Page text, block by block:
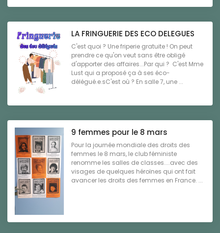
LA FRINGUERIE DES ECO DELEGUES
C'est quoi ? Une friperie gratuite ! On peut
prendre ce qu'on veut sans être obligé
d'apporter des affaires...Par qui ? C'est Mme
Lust qui a proposé ça à ses éco-
délégué.e.sC'est où ? En salle 7, une ...
9 femmes pour le 8 mars
Pour la journée mondiale des droits des
femmes le 8 mars, le club féministe
renomme les salles de classes....avec des
visages de quelques héroïnes qui ont fait
avancer les droits des femmes en France. ...